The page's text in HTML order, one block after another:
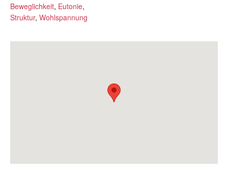
Beweglichkeit, Eutonie,
Struktur, Wohlspannung